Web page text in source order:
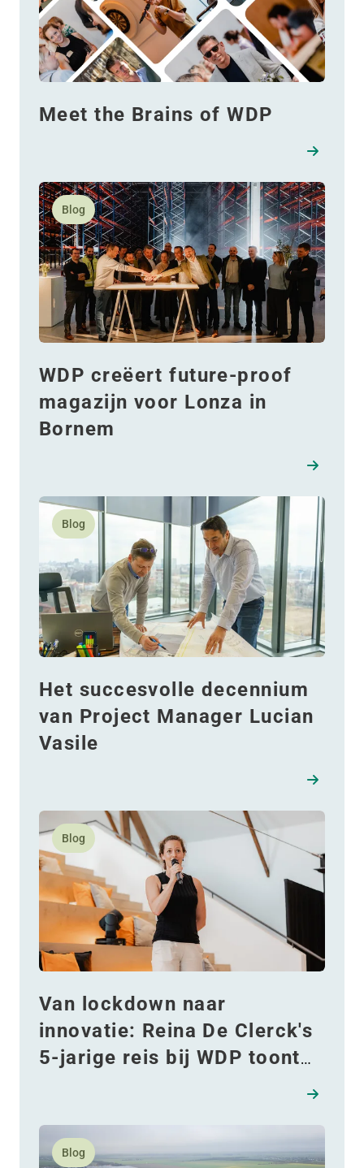
Meet the Brains of WDP
Blog
WDP creëert future-proof
magazijn voor Lonza in
Bornem
Lees meer over WDP creëert future-proof magazijn
Blog
Het succesvolle decennium
van Project Manager Lucian
Vasile
Lees meer over Het succesvolle decennium van
Blog
Van lockdown naar
innovatie: Reina De Clerck's
5-jarige reis bij WDP toont
Lees meer over Van lockdown naar innovatie:
Blog
Lees meer over WDP successfully finalizes Sale